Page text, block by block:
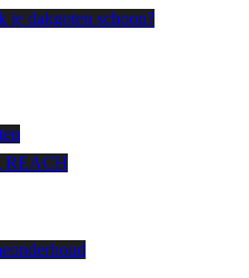
je dakgoten schoon?
REACH